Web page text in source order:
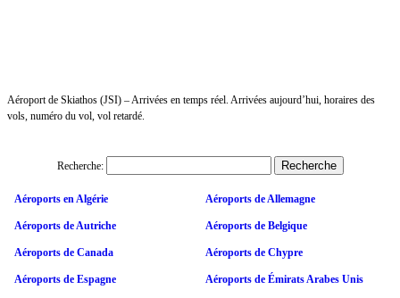
Aéroport de Skiathos (JSI) – Arrivées en temps réel. Arrivées aujourd’hui, horaires des
vols, numéro du vol, vol retardé.
Recherche:
Aéroports en Algérie Aéroports de Allemagne
Aéroports de Autriche Aéroports de Belgique
Aéroports de Canada Aéroports de Chypre
Aéroports de Espagne Aéroports de Émirats Arabes Unis